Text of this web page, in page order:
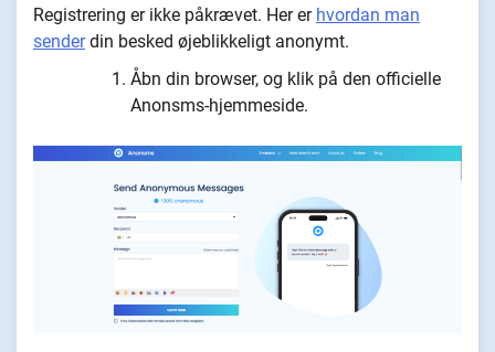
Registrering er ikke påkrævet. Her er hvordan man
senderdin besked øjeblikkeligt anonymt.
Åbn din browser, og klik på den officielle
Anonsms-hjemmeside.